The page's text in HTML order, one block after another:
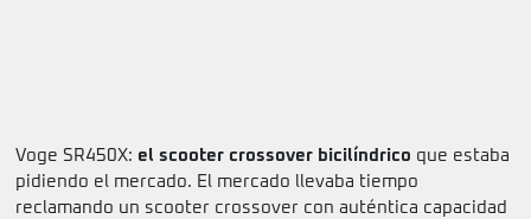
Voge SR450X: el scooter crossover bicilíndrico que estaba
pidiendo el mercado. El mercado llevaba tiempo
reclamando un scooter crossover con auténtica capacidad